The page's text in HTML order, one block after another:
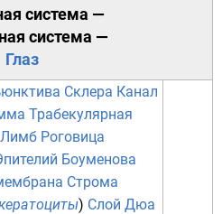
система —
система —
Глаз
Склера Канал
Трабекулярная
Лимб Роговица
Боуменова
Строма
) Слой Дюа